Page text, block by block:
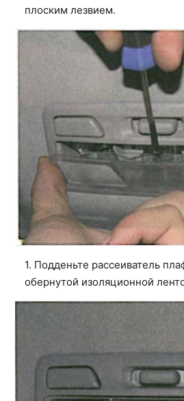
плоским лезвием.
1. Подденьте рассеиватель
обернутой изоляционной